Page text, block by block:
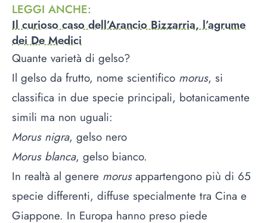
LEGGI ANCHE:
Il curioso caso dell’Arancio Bizzarria, l’agrume
dei De Medici
Quante varietà di gelso?
Il gelso da frutto, nome scientifico morus, si
classifica in due specie principali, botanicamente
simili ma non uguali:
Morus nigra, gelso nero
Morus blanca, gelso bianco.
In realtà al genere morusappartengono più di 65
specie differenti, diffuse specialmente tra Cina e
Giappone. In Europa hanno preso piede